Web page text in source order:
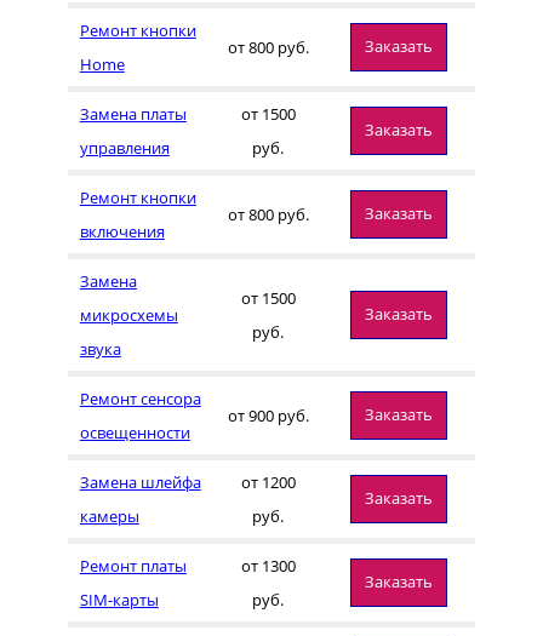
Ремонт кнопки
Home
от 800 руб. Заказать
Замена платы
управления
от 1500
руб.
Заказать
Ремонт кнопки
включения
от 800 руб. Заказать
Замена
микросхемы
звука
от 1500
руб.
Заказать
Ремонт сенсора
освещенности
от 900 руб. Заказать
Замена шлейфа
камеры
от 1200
руб.
Заказать
Ремонт платы
SIM-карты
от 1300
руб.
Заказать